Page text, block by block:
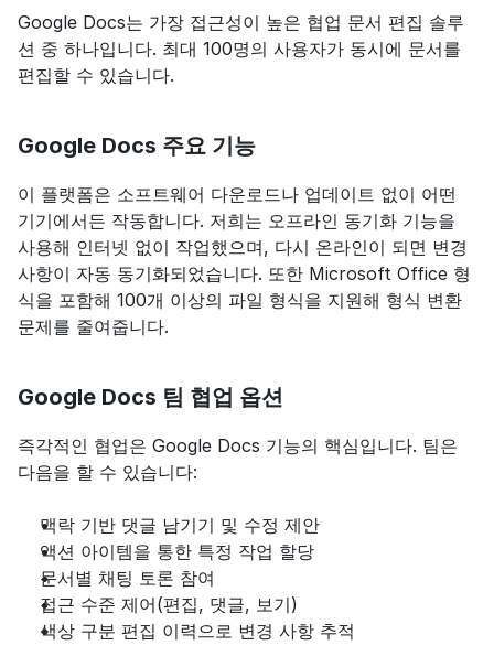
Google Docs는 가장 접근성이 높은 협업 문서 편집 솔루
션 중 하나입니다. 최대 100명의 사용자가 동시에 문서를
편집할 수 있습니다.
Google Docs 주요 기능
이 플랫폼은 소프트웨어 다운로드나 업데이트 없이 어떤
기기에서든 작동합니다. 저희는 오프라인 동기화 기능을
사용해 인터넷 없이 작업했으며, 다시 온라인이 되면 변경
사항이 자동 동기화되었습니다. 또한 Microsoft Office 형
식을 포함해 100개 이상의 파일 형식을 지원해 형식 변환
문제를 줄여줍니다.
Google Docs 팀 협업 옵션
즉각적인 협업은 Google Docs 기능의 핵심입니다. 팀은
다음을 할 수 있습니다:
맥락 기반 댓글 남기기 및 수정 제안
액션 아이템을 통한 특정 작업 할당
문서별 채팅 토론 참여
접근 수준 제어(편집, 댓글, 보기)
색상 구분 편집 이력으로 변경 사항 추적